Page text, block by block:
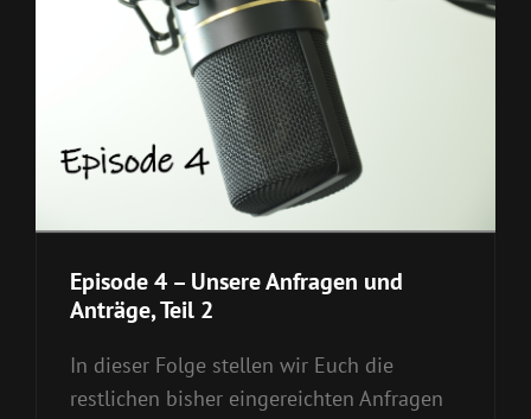
Episode 4 – Unsere Anfragen und
Anträge, Teil 2
In dieser Folge stellen wir Euch die
restlichen bisher eingereichten Anfragen